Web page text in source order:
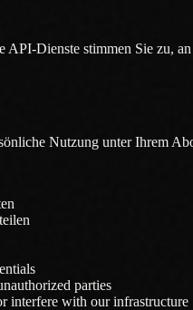
Dienste stimmen Sie zu,
Nutzung unter Ihrem
parties
interfere with our infrastructure